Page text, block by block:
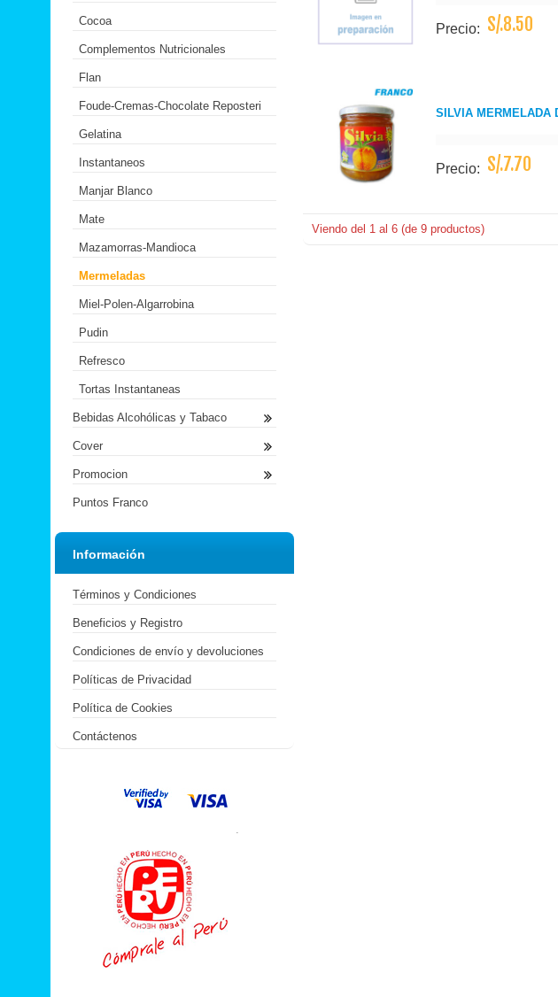
Precio: S/.8.50
SILVIA MERMELADA
Precio: S/.7.70
Viendo del 1 al 6 (de 9 productos)
Cocoa
Complementos Nutricionales
Flan
Foude-Cremas-Chocolate Reposteri
Gelatina
Instantaneos
Manjar Blanco
Mate
Mazamorras-Mandioca
Mermeladas
Miel-Polen-Algarrobina
Pudin
Refresco
Tortas Instantaneas
Bebidas Alcohólicas y Tabaco
Cover
Promocion
Puntos Franco
Información
Términos y Condiciones
Beneficios y Registro
Condiciones de envío y devoluciones
Políticas de Privacidad
Política de Cookies
Contáctenos
.